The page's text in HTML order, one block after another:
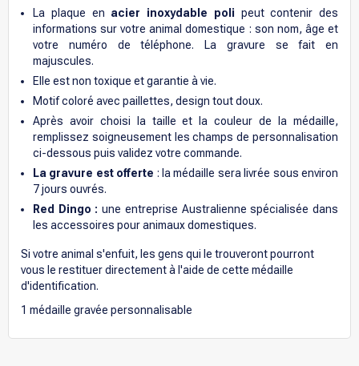
La plaque en acier inoxydable poli peut contenir des
informations sur votre animal domestique : son nom, âge et
votre numéro de téléphone. La gravure se fait en
majuscules.
Elle est non toxique et garantie à vie.
Motif coloré avec paillettes, design tout doux.
Après avoir choisi la taille et la couleur de la médaille,
remplissez soigneusement les champs de personnalisation
ci-dessous puis validez votre commande.
La gravure est offerte : la médaille sera livrée sous environ
7 jours ouvrés.
Red Dingo : une entreprise Australienne spécialisée dans
les accessoires pour animaux domestiques.
Si votre animal s'enfuit, les gens qui le trouveront pourront
vous le restituer directement à l'aide de cette médaille
d'identification.
1 médaille gravée personnalisable